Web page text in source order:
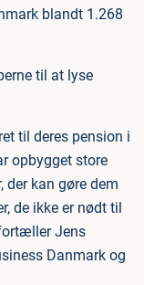
blandt 1.268
til at lyse
til deres pension i
opbygget store
kan gøre dem
de ikke er nødt til
Jens
Danmark og